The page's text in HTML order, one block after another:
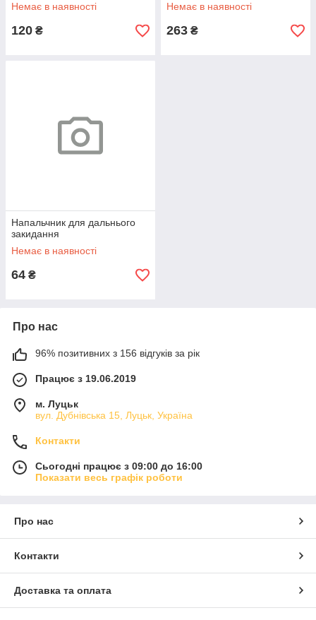
Немає в наявності
120 ₴
Немає в наявності
263 ₴
Напальчник для дальнього
закидання
Немає в наявності
64 ₴
Про нас
96% позитивних з 156 відгуків за рік
Працює з 19.06.2019
м. Луцьк
вул. Дубнівська 15, Луцьк, Україна
Контакти
Сьогодні працює з 09:00 до 16:00
Показати весь графік роботи
Про нас
Контакти
Доставка та оплата